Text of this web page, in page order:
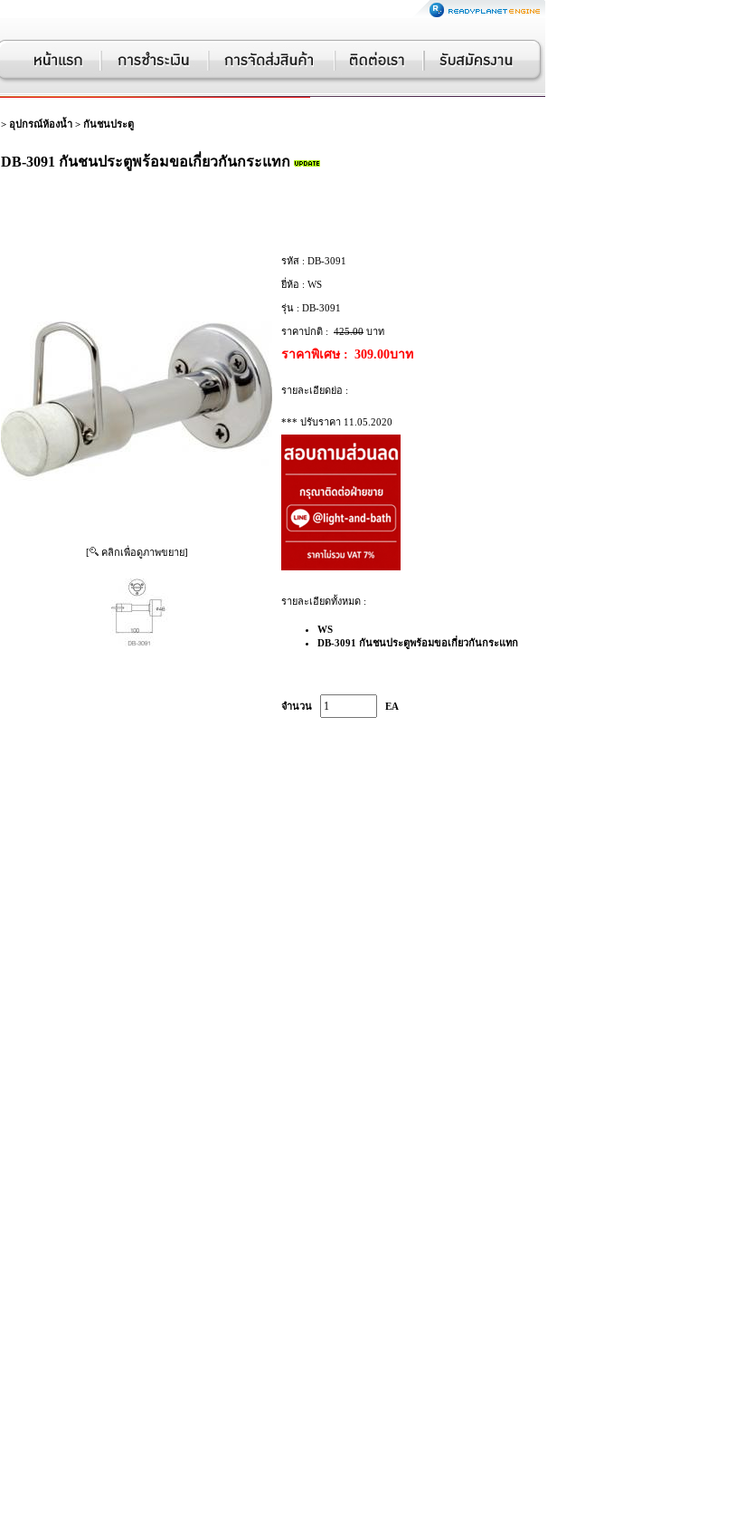
> อุปกรณ์ห้องน้ำ > กันชนประตู
DB-3091 กันชนประตูพร้อมขอเกี่ยวกันกระแทก
[ คลิกเพื่อดูภาพขยาย]
รหัส : DB-3091
ยี่ห้อ : WS
รุ่น : DB-3091
ราคาปกติ : 425.00 บาท
ราคาพิเศษ : 309.00บาท
รายละเอียดย่อ :
*** ปรับราคา 11.05.2020
รายละเอียดทั้งหมด :
WS
DB-3091 กันชนประตูพร้อมขอเกี่ยวกันกระแทก
จำนวน EA